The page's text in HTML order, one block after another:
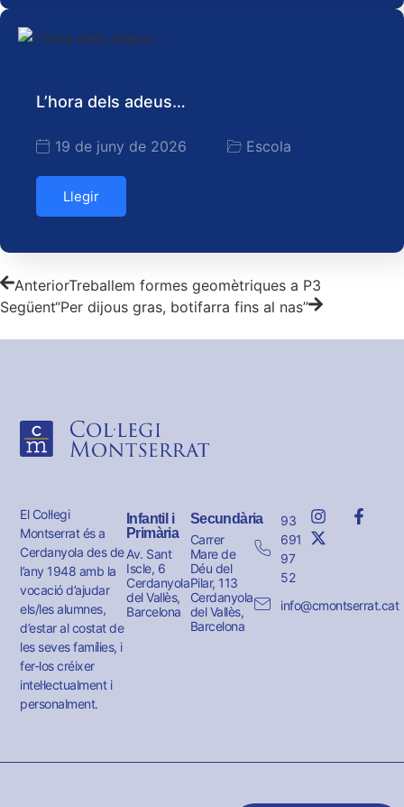
L’hora dels adeus…
19 de juny de 2026 Escola
Llegir
AnteriorTreballem formes geomètriques a P3
Següent“Per dijous gras, botifarra fins al nas”
El Col·legi
Montserrat és a
Cerdanyola des de
l’any 1948 amb la
vocació d’ajudar
els/les alumnes,
d’estar al costat de
les seves famílies, i
fer-los créixer
intel·lectualment i
personalment.
Infantil i
Primària
Av. Sant
Iscle, 6
Cerdanyola
del Vallès,
Barcelona
Secundària
Carrer
Mare de
Déu del
Pilar, 113
Cerdanyola
del Vallès,
Barcelona
93
691
97
52
info@cmontserrat.cat